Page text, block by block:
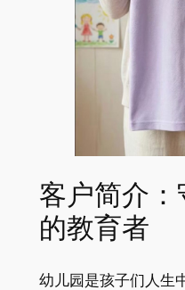
客户简介
的教育者
幼儿园是孩子们人生